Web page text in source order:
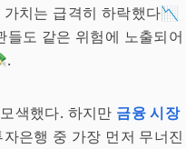
치는 급격히 하락했다📉
도 같은 위험에 노출되어
색했다. 하지만 금융 시장
은행 중 가장 먼저 무너진